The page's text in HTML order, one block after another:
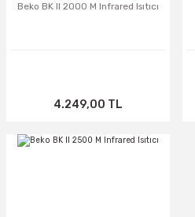
Beko BK II 2000 M Infrared Isıtıcı
4.249,00 TL